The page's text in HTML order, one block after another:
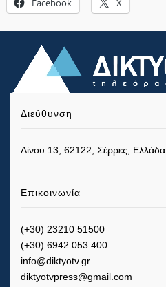
Facebook X
Διεύθυνση
Αίνου 13, 62122, Σέρρες, Ελλάδα
Επικοινωνία
(+30) 23210 51500
(+30) 6942 053 400
info@diktyotv.gr
diktyotvpress@gmail.com